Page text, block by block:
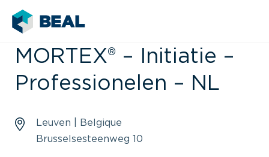
MORTEX® – Initiatie –
Professionelen – NL
Leuven | Belgique
Brusselsesteenweg 10